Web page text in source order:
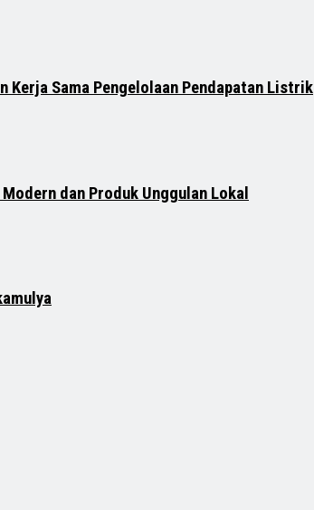
Kerja Sama Pengelolaan Pendapatan Listrik
dan Produk Unggulan Lokal